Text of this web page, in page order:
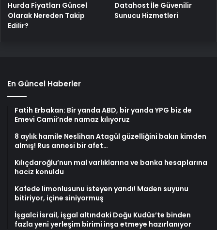
Hurda Fiyatları Güncel
Olarak Nereden Takip
Edilir?
Datahost İle Güvenilir
Sunucu Hizmetleri
En Güncel Haberler
Fatih Erbakan: Bir yanda ABD, bir yanda YPG biz de
Emevi Camii’nde namaz kılıyoruz
8 aylık hamile Neslihan Atagül güzelliğini bakın kimden
almış! Rus annesi bir afet…
Kılıçdaroğlu’nun mal varlıklarına ve banka hesaplarına
haciz konuldu
Kafede limonlusunu isteyen yandı! Maden suyunu
bitiriyor, içine siniyormuş
İşgalci İsrail, işgal altındaki Doğu Kudüs’te binden
fazla yeni yerleşim birimi inşa etmeye hazırlanıyor